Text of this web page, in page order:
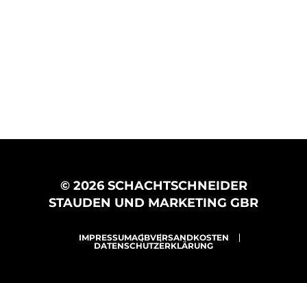
© 2026 SCHACHTSCHNEIDER
STAUDEN UND MARKETING GBR
IMPRESSUMAGBVERSANDKOSTEN
DATENSCHUTZERKLÄRUNG